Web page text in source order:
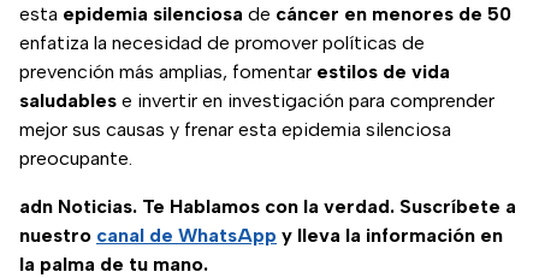
esta epidemia silenciosa de cáncer en menores de 50
enfatiza la necesidad de promover políticas de
prevención más amplias, fomentar estilos de vida
saludables e invertir en investigación para comprender
mejor sus causas y frenar esta epidemia silenciosa
preocupante.
adn Noticias. Te Hablamos con la verdad. Suscríbete a
nuestro canal de WhatsApp y lleva la información en
la palma de tu mano.